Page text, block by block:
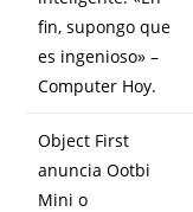
fin, supongo que
es ingenioso» –
Computer Hoy.
Object First
anuncia Ootbi
Mini o